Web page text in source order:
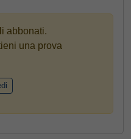
abbonati.
una prova